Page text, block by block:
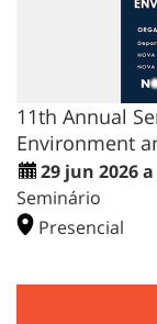
11th Annual
Environment
29 jun 2026
Seminário
Presencial